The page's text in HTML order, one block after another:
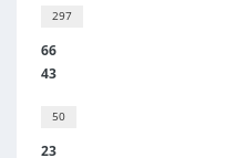
297
66
43
50
23